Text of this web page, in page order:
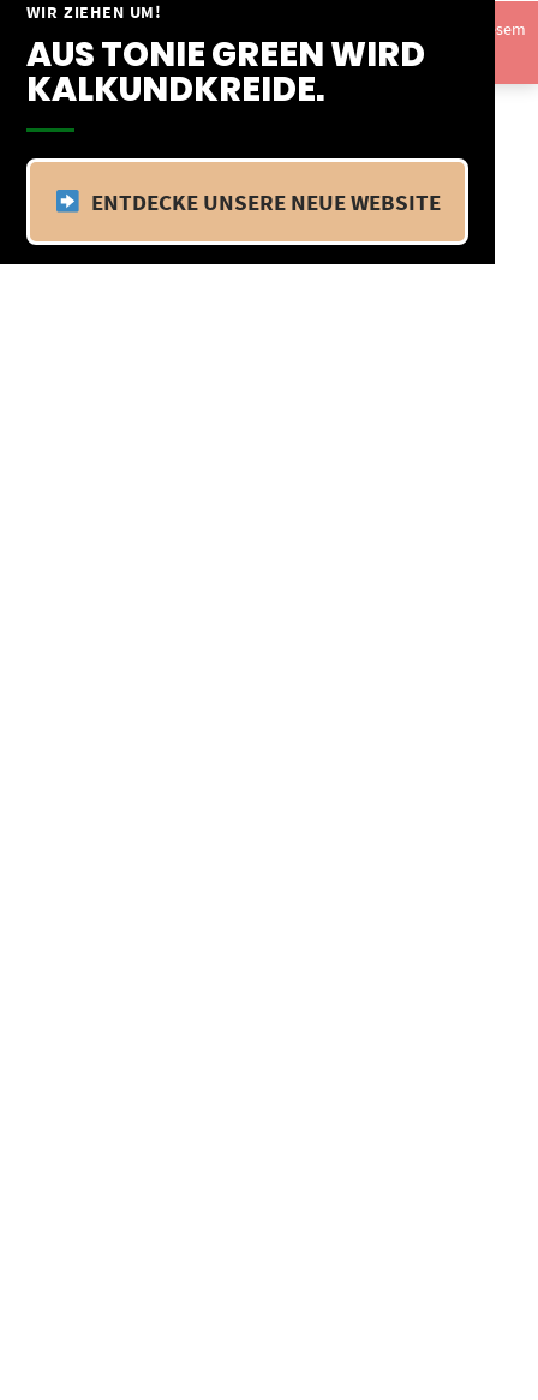
WIR ZIEHEN UM!
AUS TONIE GREEN WIRD
KALKUNDKREIDE.
ENTDECKE UNSERE NEUE WEBSITE
Springe
Inhalt
Vom 09.04.25 - 20.04.25 befinden wir uns im Betriebsurlaub. In diesem
Zeitraum findet kein Versand statt.Ausblenden